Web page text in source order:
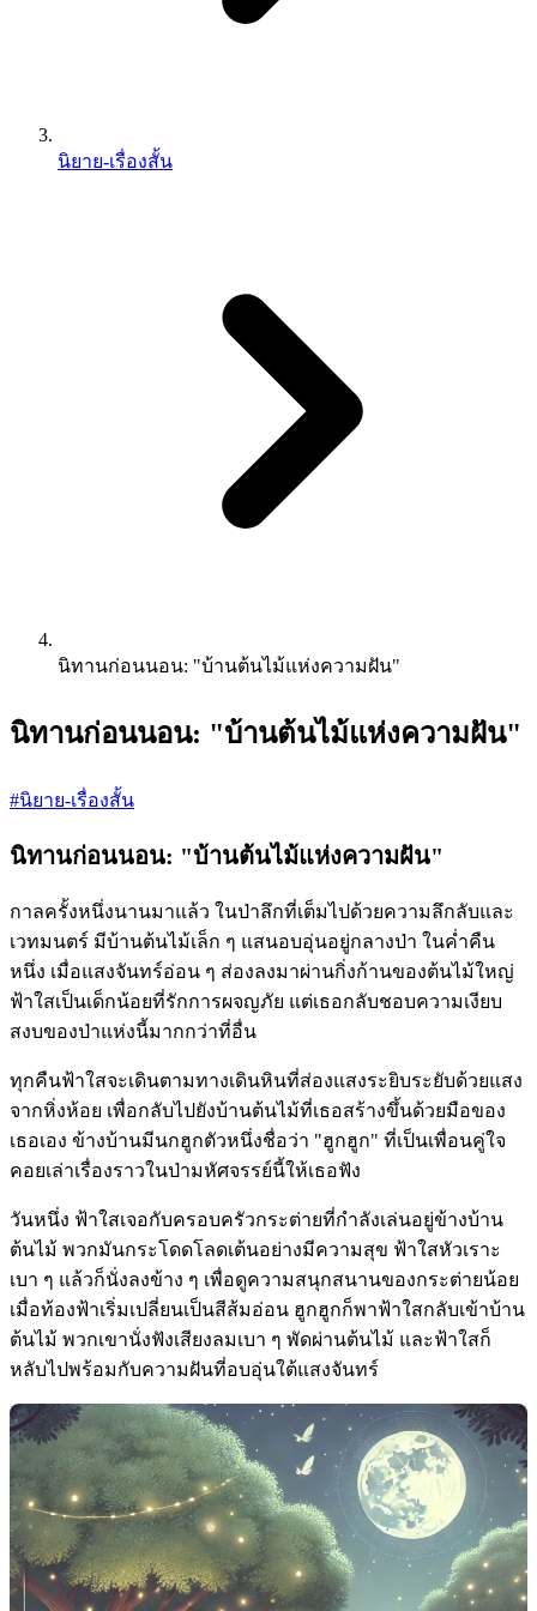
นิยาย-เรื่องสั้น
นิทานก่อนนอน: "บ้านต้นไม้แห่งความฝัน"
นิทานก่อนนอน: "บ้านต้นไม้แห่งความฝัน"
#นิยาย-เรื่องสั้น
นิทานก่อนนอน: "บ้านต้นไม้แห่งความฝัน"
กาลครั้งหนึ่งนานมาแล้ว ในป่าลึกที่เต็มไปด้วยความลึกลับและ
เวทมนตร์ มีบ้านต้นไม้เล็ก ๆ แสนอบอุ่นอยู่กลางป่า ในค่ำคืน
หนึ่ง เมื่อแสงจันทร์อ่อน ๆ ส่องลงมาผ่านกิ่งก้านของต้นไม้ใหญ่
ฟ้าใสเป็นเด็กน้อยที่รักการผจญภัย แต่เธอกลับชอบความเงียบ
สงบของป่าแห่งนี้มากกว่าที่อื่น
ทุกคืนฟ้าใสจะเดินตามทางเดินหินที่ส่องแสงระยิบระยับด้วยแสง
จากหิ่งห้อย เพื่อกลับไปยังบ้านต้นไม้ที่เธอสร้างขึ้นด้วยมือของ
เธอเอง ข้างบ้านมีนกฮูกตัวหนึ่งชื่อว่า "ฮูกฮูก" ที่เป็นเพื่อนคู่ใจ
คอยเล่าเรื่องราวในป่ามหัศจรรย์นี้ให้เธอฟัง
วันหนึ่ง ฟ้าใสเจอกับครอบครัวกระต่ายที่กำลังเล่นอยู่ข้างบ้าน
ต้นไม้ พวกมันกระโดดโลดเต้นอย่างมีความสุข ฟ้าใสหัวเราะ
เบา ๆ แล้วก็นั่งลงข้าง ๆ เพื่อดูความสนุกสนานของกระต่ายน้อย
เมื่อท้องฟ้าเริ่มเปลี่ยนเป็นสีส้มอ่อน ฮูกฮูกก็พาฟ้าใสกลับเข้าบ้าน
ต้นไม้ พวกเขานั่งฟังเสียงลมเบา ๆ พัดผ่านต้นไม้ และฟ้าใสก็
หลับไปพร้อมกับความฝันที่อบอุ่นใต้แสงจันทร์